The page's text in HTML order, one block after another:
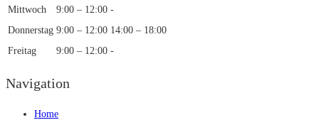
Mittwoch
9:00 – 12:00 -
Donnerstag 9:00 – 12:00 14:00 – 18:00
Freitag
9:00 – 12:00 -
Navigation
Home